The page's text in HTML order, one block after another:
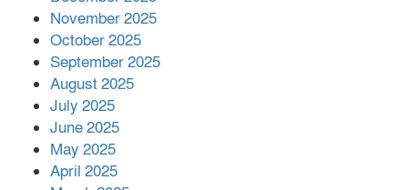
পর ফোন তারেক রহমানের,গ্যাস সঙ্কট
November 2025
October 2025
September 2025
August 2025
July 2025
June 2025
May 2025
April 2025